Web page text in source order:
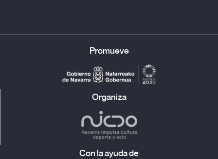
Promueve
Organiza
Con la ayuda de